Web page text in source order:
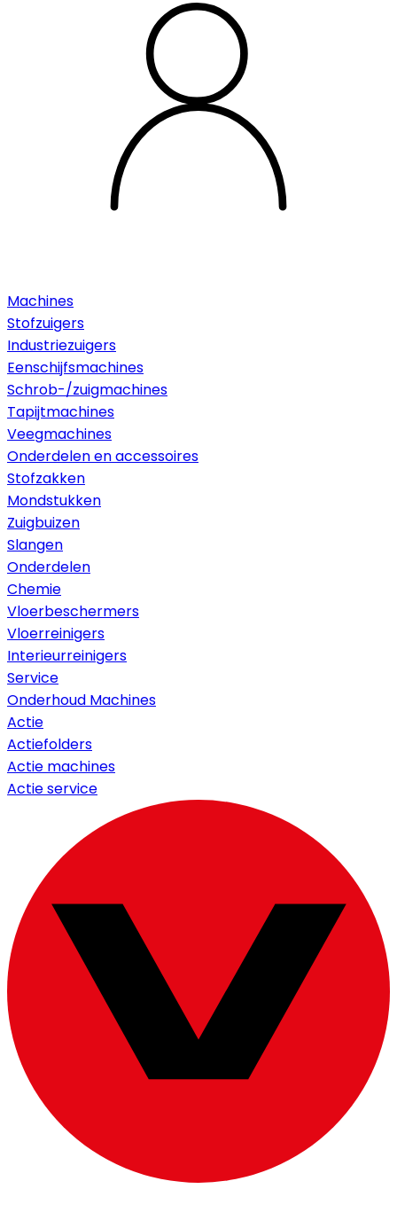
Machines
Stofzuigers
Industriezuigers
Eenschijfsmachines
Schrob-/zuigmachines
Tapijtmachines
Veegmachines
Onderdelen en accessoires
Stofzakken
Mondstukken
Zuigbuizen
Slangen
Onderdelen
Chemie
Vloerbeschermers
Vloerreinigers
Interieurreinigers
Service
Onderhoud Machines
Actie
Actiefolders
Actie machines
Actie service